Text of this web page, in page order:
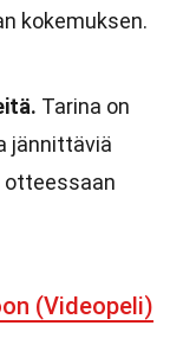
kokemuksen.
Tarina on
jännittäviä
otteessaan
(Videopeli)